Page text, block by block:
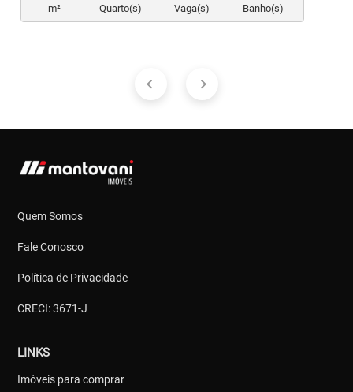
m²
Quarto(s)
Vaga(s)
Banho(s)
Quem Somos
Fale Conosco
Política de Privacidade
CRECI: 3671-J
LINKS
Imóveis para comprar